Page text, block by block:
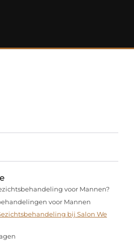
voor Mannen?
voor Mannen
bij Salon We